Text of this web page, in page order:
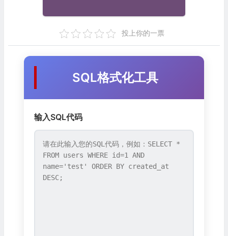
投上你的一票
SQL格式化工具
输入SQL代码